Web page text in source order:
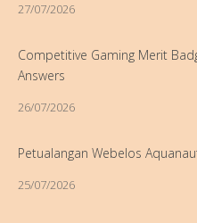
27/07/2026
Competitive Gaming Merit
Answers
26/07/2026
Petualangan Webelos
25/07/2026